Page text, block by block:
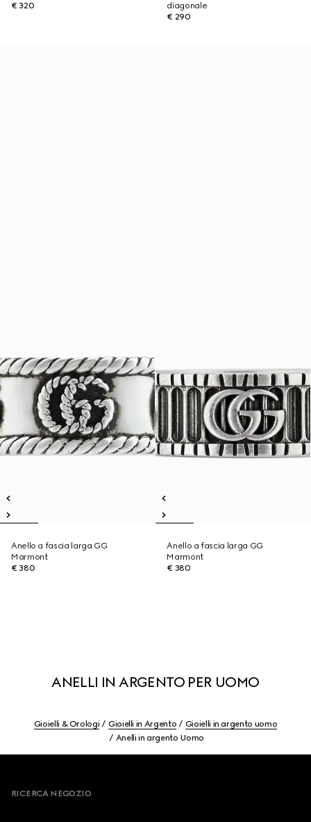
€ 320
diagonale
€ 290
Anello a fascia larga GG
Marmont
€ 380
Anello a fascia larga GG
Marmont
€ 380
ANELLI IN ARGENTO PER UOMO
Gioielli & Orologi Gioielli in Argento
Gioielli in argento uomo
Anelli in argento Uomo
RICERCA NEGOZIO